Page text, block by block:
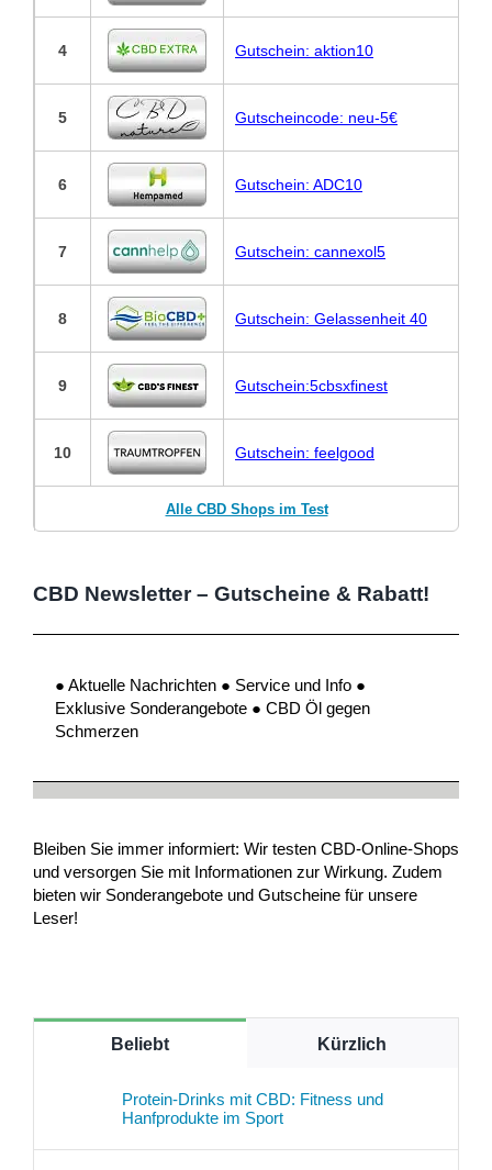
4 Gutschein: aktion10
5 Gutscheincode: neu-5€
6 Gutschein: ADC10
7 Gutschein: cannexol5
8 Gutschein: Gelassenheit 40
9 Gutschein:5cbsxfinest
10 Gutschein: feelgood
Alle CBD Shops im Test
CBD Newsletter – Gutscheine & Rabatt!
● Aktuelle Nachrichten ● Service und Info ●
Exklusive Sonderangebote ● CBD Öl gegen
Schmerzen
Bleiben Sie immer informiert: Wir testen CBD-Online-Shops
und versorgen Sie mit Informationen zur Wirkung. Zudem
bieten wir Sonderangebote und Gutscheine für unsere
Leser!
Beliebt Kürzlich
Protein-Drinks mit CBD: Fitness und
Hanfprodukte im Sport